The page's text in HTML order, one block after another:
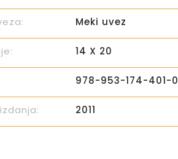
Meki uvez
14 X 20
978-953-174-401-0
2011